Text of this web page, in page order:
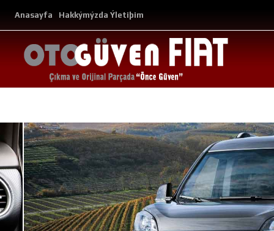
Anasayfa Hakkýmýzda Ýletiþim